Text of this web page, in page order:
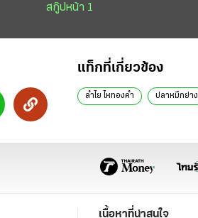
สกู๊ปหน้า 1
แท็กที่เกี่ยวข้อง
ลำไย ไหทองคำ ปลาหมึกย่าง
เนื้อหาที่น่าสนใจ